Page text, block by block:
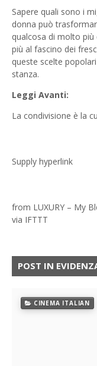
Sapere quali sono i
donna può
qualcosa di molto
più al fascino dei
queste scelte
stanza.
Leggi Avanti:
La condivisione è la
Supply hyperlink
from LUXURY – My
via IFTTT
POST IN
CINEMA ITALIAN